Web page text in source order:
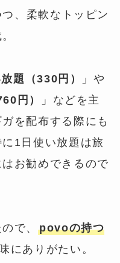
、柔軟なトッピン
題（330円）
」や
円）
」などを主
を配布する際にも
1日使い放題は旅
お勧めできるので
で、povoの持つ
にありがたい。